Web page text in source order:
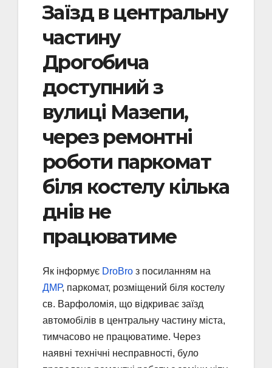
Заїзд в центральну
частину
Дрогобича
доступний з
вулиці Мазепи,
через ремонтні
роботи паркомат
біля костелу кілька
днів не
працюватиме
Як інформує DroBro з посиланням на
ДМР, паркомат, розміщений біля костелу
св. Варфоломія, що відкриває заїзд
автомобілів в центральну частину міста,
тимчасово не працюватиме. Через
наявні технічні несправності, було